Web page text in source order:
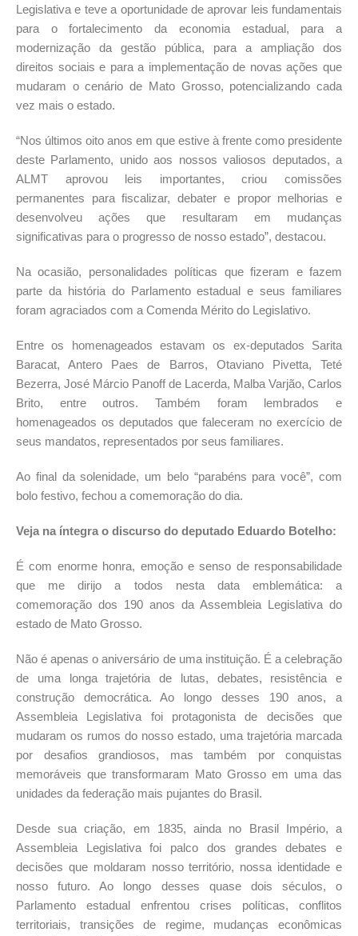
Legislativa e teve a oportunidade de aprovar leis fundamentais
para o fortalecimento da economia estadual, para a
modernização da gestão pública, para a ampliação dos
direitos sociais e para a implementação de novas ações que
mudaram o cenário de Mato Grosso, potencializando cada
vez mais o estado.
“Nos últimos oito anos em que estive à frente como presidente
deste Parlamento, unido aos nossos valiosos deputados, a
ALMT aprovou leis importantes, criou comissões
permanentes para fiscalizar, debater e propor melhorias e
desenvolveu ações que resultaram em mudanças
significativas para o progresso de nosso estado”, destacou.
Na ocasião, personalidades políticas que fizeram e fazem
parte da história do Parlamento estadual e seus familiares
foram agraciados com a Comenda Mérito do Legislativo.
Entre os homenageados estavam os ex-deputados Sarita
Baracat, Antero Paes de Barros, Otaviano Pivetta, Teté
Bezerra, José Márcio Panoff de Lacerda, Malba Varjão, Carlos
Brito, entre outros. Também foram lembrados e
homenageados os deputados que faleceram no exercício de
seus mandatos, representados por seus familiares.
Ao final da solenidade, um belo “parabéns para você”, com
bolo festivo, fechou a comemoração do dia.
Veja na íntegra o discurso do deputado Eduardo Botelho:
É com enorme honra, emoção e senso de responsabilidade
que me dirijo a todos nesta data emblemática: a
comemoração dos 190 anos da Assembleia Legislativa do
estado de Mato Grosso.
Não é apenas o aniversário de uma instituição. É a celebração
de uma longa trajetória de lutas, debates, resistência e
construção democrática. Ao longo desses 190 anos, a
Assembleia Legislativa foi protagonista de decisões que
mudaram os rumos do nosso estado, uma trajetória marcada
por desafios grandiosos, mas também por conquistas
memoráveis que transformaram Mato Grosso em uma das
unidades da federação mais pujantes do Brasil.
Desde sua criação, em 1835, ainda no Brasil Império, a
Assembleia Legislativa foi palco dos grandes debates e
decisões que moldaram nosso território, nossa identidade e
nosso futuro. Ao longo desses quase dois séculos, o
Parlamento estadual enfrentou crises políticas, conflitos
territoriais, transições de regime, mudanças econômicas